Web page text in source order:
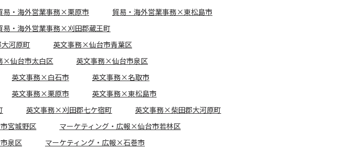
易・海外営業事務×栗原市
貿易・海外営業事務×東松島市
易・海外営業事務×刈田郡蔵王町
河原町
英文事務×仙台市青葉区
×仙台市太白区
英文事務×仙台市泉区
英文事務×白石市
英文事務×名取市
英文事務×栗原市
英文事務×東松島市
英文事務×刈田郡七ケ宿町
英文事務×柴田郡大河原町
宮城野区
マーケティング・広報×仙台市若林区
泉区
マーケティング・広報×石巻市